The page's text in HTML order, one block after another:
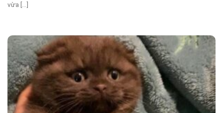
vừa [...]